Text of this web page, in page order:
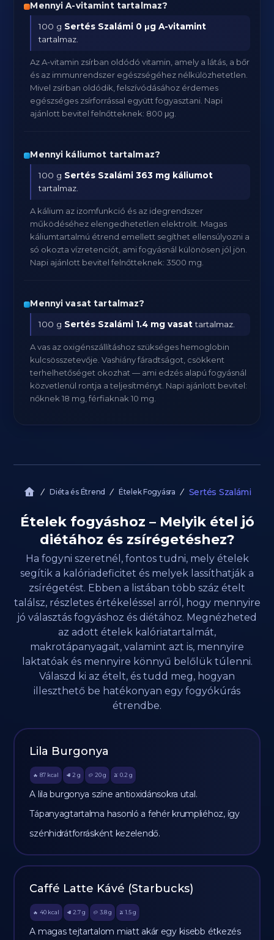
Mennyi A-vitamint tartalmaz?
100 g Sertés Szalámi 0 μg A-vitamint
tartalmaz.
Az A-vitamin zsírban oldódó vitamin, amely a látás, a bőr
és az immunrendszer egészségéhez nélkülözhetetlen.
Mivel zsírban oldódik, felszívódásához érdemes
egészséges zsírforrással együtt fogyasztani. Napi
ajánlott bevitel felnőtteknek: 800 μg.
Mennyi káliumot tartalmaz?
100 g Sertés Szalámi 363 mg káliumot
tartalmaz.
A kálium az izomfunkció és az idegrendszer
működéséhez elengedhetetlen elektrolit. Magas
káliumtartalmú étrend emellett segíthet ellensúlyozni a
só okozta vízretenciót, ami fogyásnál különösen jól jön.
Napi ajánlott bevitel felnőtteknek: 3500 mg.
Mennyi vasat tartalmaz?
100 g Sertés Szalámi 1.4 mg vasattartalmaz.
A vas az oxigénszállításhoz szükséges hemoglobin
kulcsösszetevője. Vashiány fáradtságot, csökkent
terhelhetőséget okozhat — ami edzés alapú fogyásnál
közvetlenül rontja a teljesítményt. Napi ajánlott bevitel:
nőknek 18 mg, férfiaknak 10 mg.
Diéta és Étrend Ételek Fogyásra Sertés Szalámi
Ételek fogyáshoz – Melyik étel jó
diétához és zsírégetéshez?
Ha fogyni szeretnél, fontos tudni, mely ételek
segítik a kalóriadeficitet és melyek lassíthatják a
zsírégetést. Ebben a listában több száz ételt
találsz, részletes értékeléssel arról, hogy mennyire
jó választás fogyáshoz és diétához. Megnézheted
az adott ételek kalóriatartalmát,
makrotápanyagait, valamint azt is, mennyire
laktatóak és mennyire könnyű belőlük túlenni.
Válaszd ki az ételt, és tudd meg, hogyan
illeszthető be hatékonyan egy fogyókúrás
étrendbe.
Lila Burgonya
🔥 87 kcal 🥩 2 g 🥔 20g 🫒 0.2 g
A lila burgonya színe antioxidánsokra utal.
Tápanyagtartalma hasonló a fehér krumpliéhoz, így
szénhidrátforrásként kezelendő.
Caffé Latte Kávé (Starbucks)
🔥 40 kcal 🥩 2.7 g 🥔 3.8g 🫒 1.5 g
A magas tejtartalom miatt akár egy kisebb étkezés